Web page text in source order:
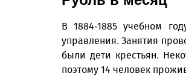
В 1884-1885 учебном
управления. Занятия
были дети крестьян.
поэтому 14 человек